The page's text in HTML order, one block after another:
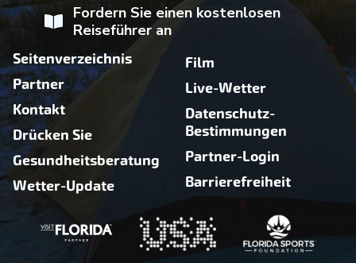
Fordern Sie einen kostenlosen
Reiseführer an
Seitenverzeichnis
Partner
Kontakt
Drücken Sie
Gesundheitsberatung
Wetter-Update
Film
Live-Wetter
Datenschutz-
Bestimmungen
Partner-Login
Barrierefreiheit